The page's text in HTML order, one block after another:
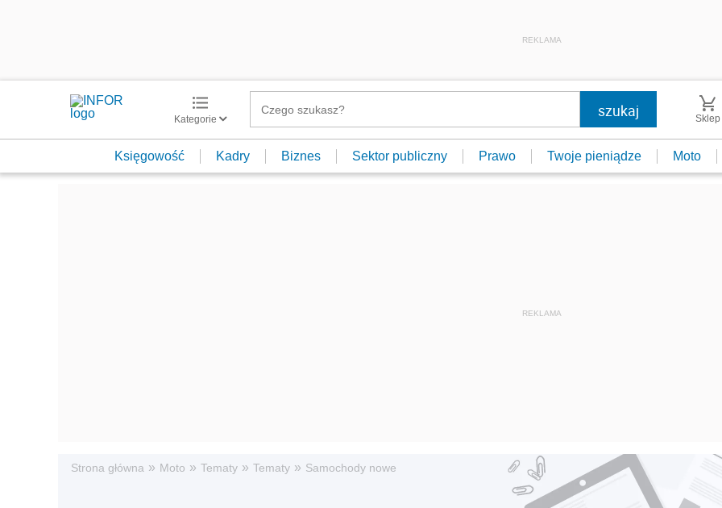
REKLAMA
Kategorie Sklep
Księgowość Kadry Biznes Sektor publiczny Prawo Twoje pieniądze Moto
Strona główna » Moto » Tematy » Tematy » Samochody nowe